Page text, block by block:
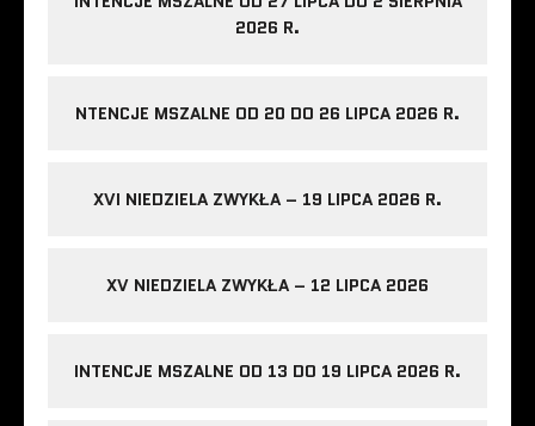
2026 R.
NTENCJE MSZALNE OD 20 DO 26 LIPCA 2026 R.
XVI NIEDZIELA ZWYKŁA – 19 LIPCA 2026 R.
XV NIEDZIELA ZWYKŁA – 12 LIPCA 2026
INTENCJE MSZALNE OD 13 DO 19 LIPCA 2026 R.